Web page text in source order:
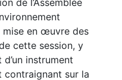
de l’Assemblée
mise en œuvre des
cette session, y
instrument
contraignant sur la